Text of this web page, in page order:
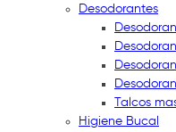
Desodorantes
Talcos
Higiene Bucal